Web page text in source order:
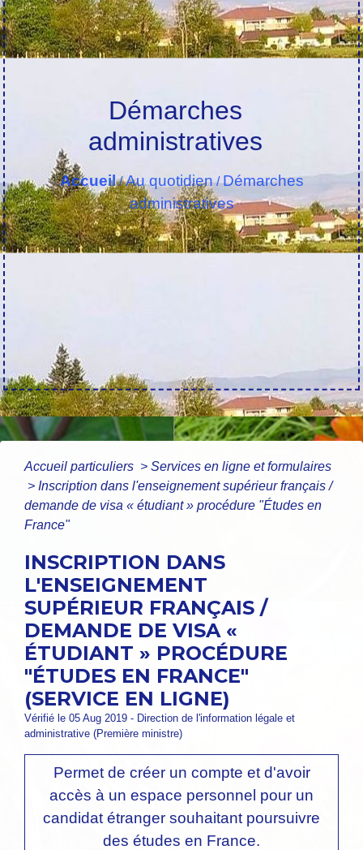
Démarches
administratives
Accueil/Au quotidien/Démarches
administratives
Accueil particuliers > Services en ligne et formulaires
> Inscription dans l'enseignement supérieur français /
demande de visa « étudiant » procédure "Études en
France"
INSCRIPTION DANS
L'ENSEIGNEMENT
SUPÉRIEUR FRANÇAIS /
DEMANDE DE VISA «
ÉTUDIANT » PROCÉDURE
"ÉTUDES EN FRANCE"
(SERVICE EN LIGNE)
Vérifié le 05 Aug 2019 - Direction de l'information légale et
administrative (Première ministre)
Permet de créer un compte et d'avoir
accès à un espace personnel pour un
candidat étranger souhaitant poursuivre
des études en France.